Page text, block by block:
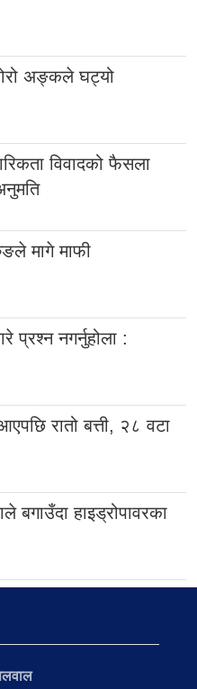
अङ्कले घट्यो
विवादको फैसला
मागे माफी
प्रश्न नगर्नुहोला :
रातो बत्ती, २८ वटा
बगाउँदा हाइड्रोपावरका